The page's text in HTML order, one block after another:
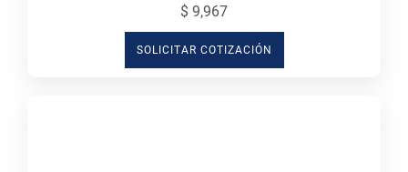
$ 9,967
SOLICITAR COTIZACIÓN